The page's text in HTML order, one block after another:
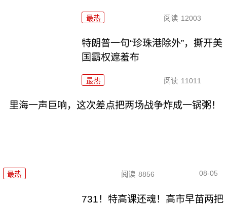
最热 阅读 12003
特朗普一句“珍珠港除外”，撕开美
国霸权遮羞布
最热 阅读 11011
里海一声巨响，这次差点把两场战争炸成一锅粥！
最热 阅读 8856 08-05
731！特高课还魂！高市早苗两把